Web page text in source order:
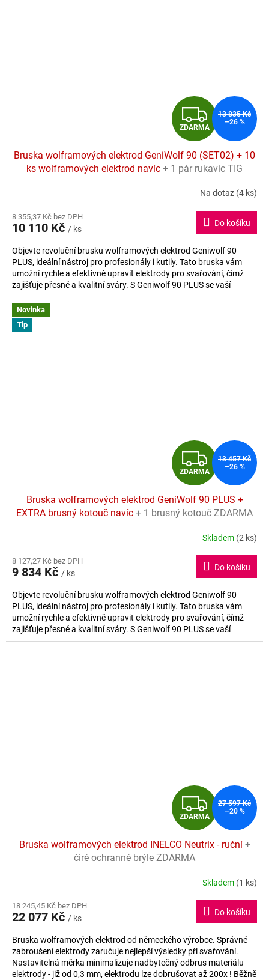
Z
D
A
R
M
A
ZDARMA
13 835 Kč
–26 %
Bruska wolframových elektrod GeniWolf 90 (SET02) + 10
ks wolframových elektrod navíc + 1 pár rukavic TIG
produktu
je
z
5
hvězdiček.
Na dotaz (4 ks)
8 355,37 Kč bez DPH
10 110 Kč / ks
Do košíku
Objevte revoluční brusku wolframových elektrod Geniwolf 90
PLUS, ideální nástroj pro profesionály i kutily. Tato bruska vám
umožní rychle a efektivně upravit elektrody pro svařování, čímž
zajišťuje přesné a kvalitní sváry. S Geniwolf 90 PLUS se vaší
kreativní práci nic nevyrovná!
Novinka
Tip
Z
D
A
R
M
A
ZDARMA
13 457 Kč
–26 %
Bruska wolframových elektrod GeniWolf 90 PLUS +
EXTRA brusný kotouč navíc + 1 brusný kotouč ZDARMA
produktu
je
z
5
hvězdiček.
Skladem (2 ks)
8 127,27 Kč bez DPH
9 834 Kč / ks
Do košíku
Objevte revoluční brusku wolframových elektrod Geniwolf 90
PLUS, ideální nástroj pro profesionály i kutily. Tato bruska vám
umožní rychle a efektivně upravit elektrody pro svařování, čímž
zajišťuje přesné a kvalitní sváry. S Geniwolf 90 PLUS se vaší
kreativní práci nic nevyrovná!
Z
D
A
R
M
A
ZDARMA
27 597 Kč
–20 %
Bruska wolframových elektrod INELCO Neutrix - ruční +
čiré ochranné brýle ZDARMA
produktu
je
z
5
hvězdiček.
Skladem (1 ks)
18 245,45 Kč bez DPH
22 077 Kč / ks
Do košíku
Bruska wolframových elektrod od německého výrobce. Správné
zabroušení elektrody zaručuje nejlepší výsledky při svařování.
Nastavitelná měrka minimalizuje nadbytečný odbrus materiálu
elektrody - již od 0,3 mm, elektrodu lze dobrušovat až 200x ! Běžně